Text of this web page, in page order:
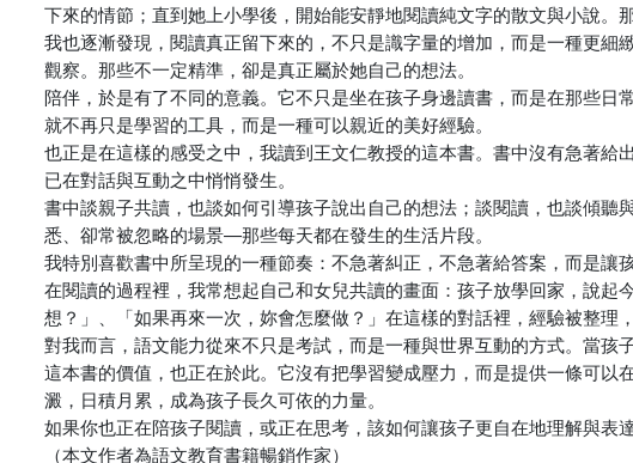
下來的情節；直到她上小學後，開始能安靜地閱讀純文字的散文與小說。
我也逐漸發現，閱讀真正留下來的，不只是識字量的增加，而是一種更
觀察。那些不一定精準，卻是真正屬於她自己的想法。
陪伴，於是有了不同的意義。它不只是坐在孩子身邊讀書，而是在那些
就不再只是學習的工具，而是一種可以親近的美好經驗。
也正是在這樣的感受之中，我讀到王文仁教授的這本書。書中沒有急著
已在對話與互動之中悄悄發生。
書中談親子共讀，也談如何引導孩子說出自己的想法；談閱讀，也談傾
悉、卻常被忽略的場景—那些每天都在發生的生活片段。
我特別喜歡書中所呈現的一種節奏：不急著糾正，不急著給答案，而是讓
在閱讀的過程裡，我常想起自己和女兒共讀的畫面：孩子放學回家，說
想？」、「如果再來一次，妳會怎麼做？」在這樣的對話裡，經驗被整理
對我而言，語文能力從來不只是考試，而是一種與世界互動的方式。當孩
這本書的價值，也正在於此。它沒有把學習變成壓力，而是提供一條可
澱，日積月累，成為孩子長久可依的力量。
如果你也正在陪孩子閱讀，或正在思考，該如何讓孩子更自在地理解與表
（本文作者為語文教育書籍暢銷作家）